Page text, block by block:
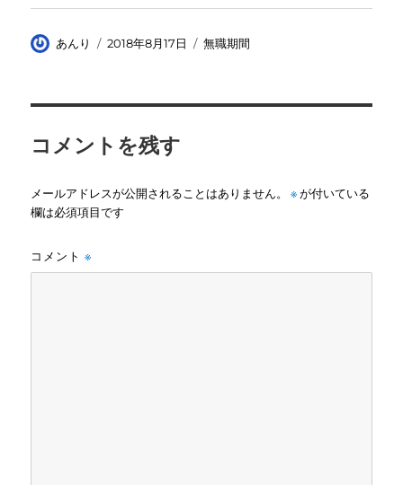
投
あんり
投
2018年8月17日
カ
無職期間
コメントを残す
メールアドレスが公開されることはありません。 ※が付いている
欄は必須項目です
コメント※